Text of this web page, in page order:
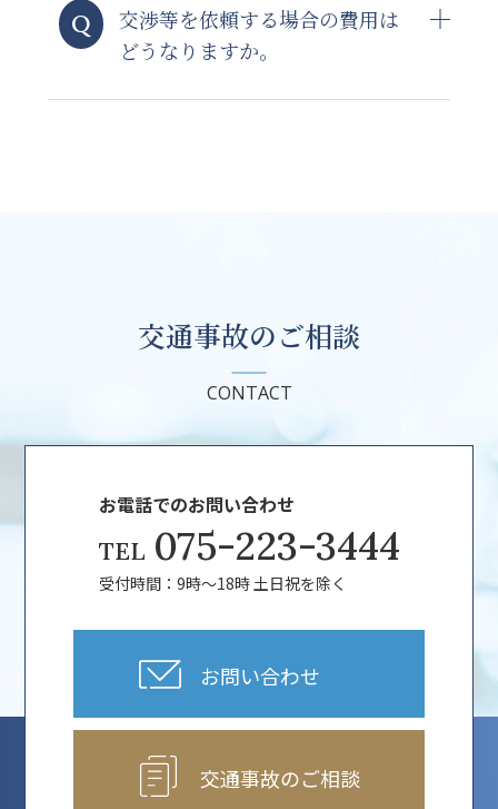
交渉等を依頼する場合の費用は
どうなりますか。
交通事故のご相談
CONTACT
お電話でのお問い合わせ
TEL 075-223-3444
受付時間：9時～18時 土日祝を除く
お問い合わせ
交通事故のご相談